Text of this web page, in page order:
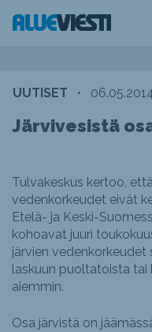
UUTISET •
Järvivesistä
Tulvakeskus kertoo,
vedenkorkeudet eivät
Etelä- ja Keski-
kohoavat juuri
järvien
laskuun puoltatoista
aiemmin.
Osa järvistä on